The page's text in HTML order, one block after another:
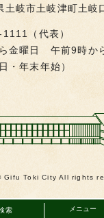
索 メニュー
岐市土岐津町土岐
（代表）
金曜日 午前9時か
・年末年始）
Gifu Toki City All rights